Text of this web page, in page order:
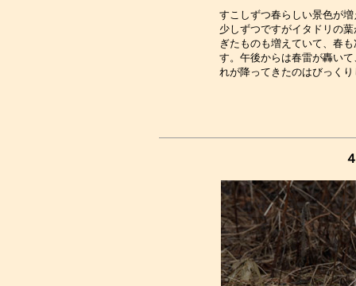
すこしずつ春らしい景色が
少しずつですがイタドリの
ぎたものも増えていて、春
す。午後からは春雷が轟い